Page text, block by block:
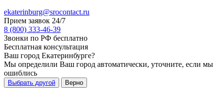
ekaterinburg@srocontact.ru
Прием заявок 24/7
8 (800) 333-46-39
Звонки по РФ бесплатно
Бесплатная консультация
Ваш город Екатеринбурге?
Мы определили Ваш город автоматически, уточните, если мы
ошиблись
Выбрать другой Верно